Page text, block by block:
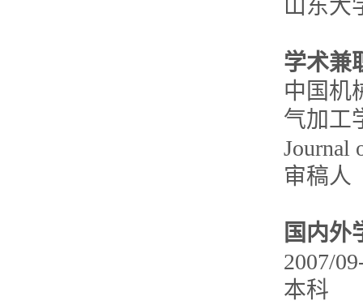
山东大
学术兼
中国机
气加工
Journal
审稿人
国内外
2007/
本科